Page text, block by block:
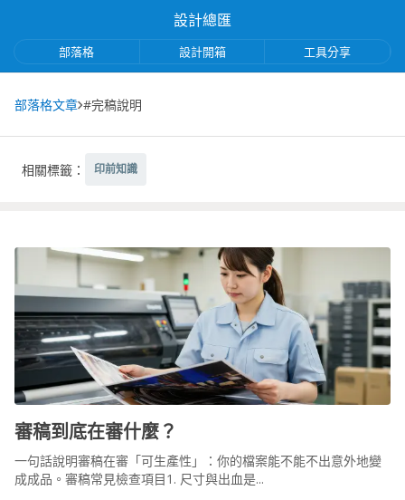
設計總匯
部落格 設計開箱 工具分享
部落格文章 #完稿說明
相關標籤： 印前知識
審稿到底在審什麼？
一句話說明審稿在審「可生產性」：你的檔案能不能不出意外地變
成成品。審稿常見檢查項目1. 尺寸與出血是...